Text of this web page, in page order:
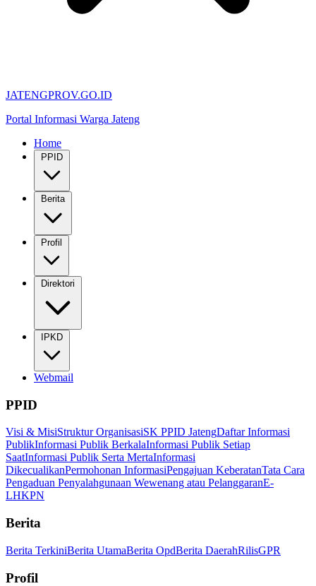
JATENGPROV.GO.ID
Portal Informasi Warga Jateng
Home
PPID
Berita
Profil
Direktori
IPKD
Webmail
PPID
Visi & MisiStruktur OrganisasiSK PPID JatengDaftar Informasi
PublikInformasi Publik BerkalaInformasi Publik Setiap
SaatInformasi Publik Serta MertaInformasi
DikecualikanPermohonan InformasiPengajuan KeberatanTata Cara
Pengaduan Penyalahgunaan Wewenang atau PelanggaranE-
LHKPN
Berita
Berita TerkiniBerita UtamaBerita OpdBerita DaerahRilisGPR
Profil